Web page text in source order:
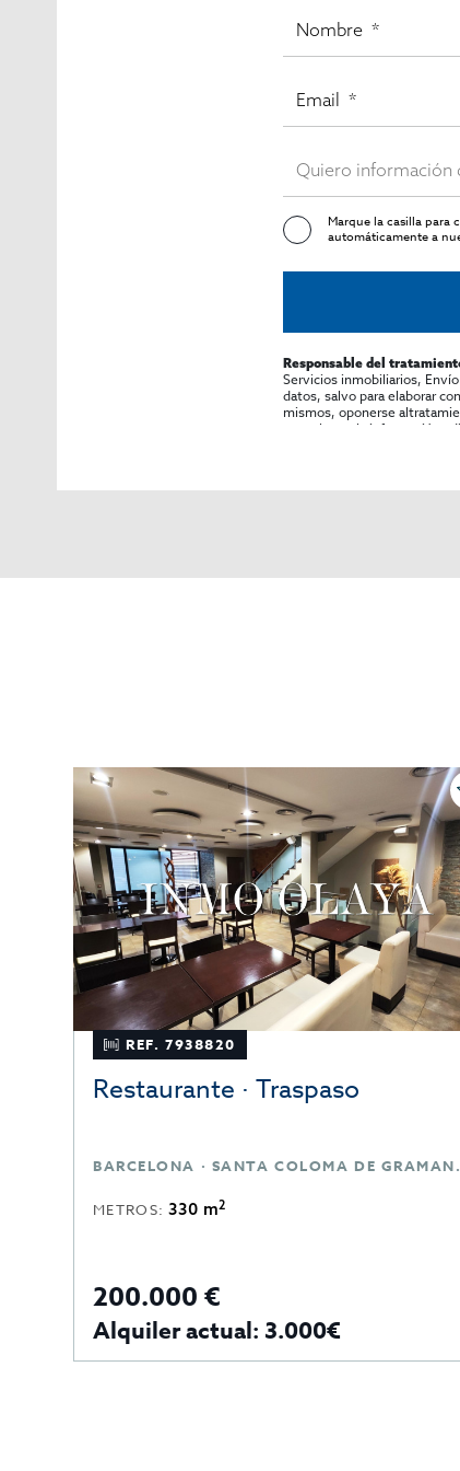
Marque la casilla para
automáticamente a
Responsable del
Servicios inmobiliarios,
datos, salvo para elaborar
mismos, oponerse
consultarse la información
REF. 7938820
Restaurante · Traspaso
METROS:330 m2
200.000 €
Alquiler actual: 3.000€